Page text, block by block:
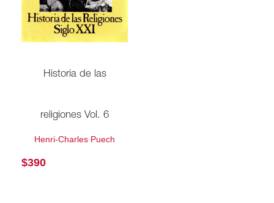
Historia de las
religiones Vol. 6
Henri-Charles Puech
$390